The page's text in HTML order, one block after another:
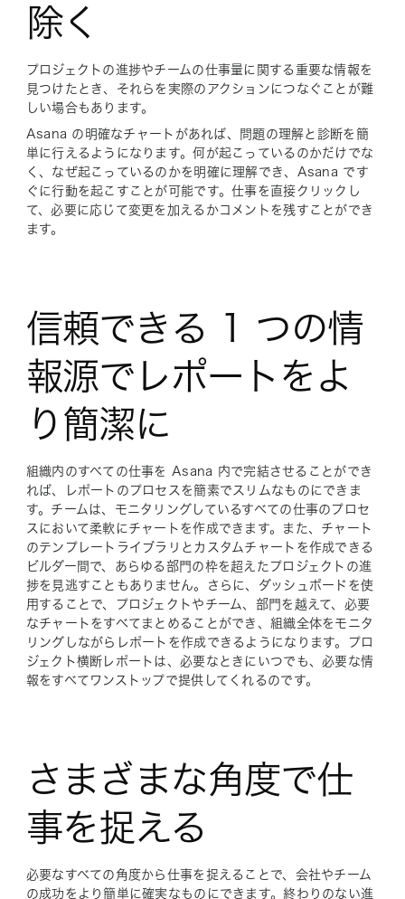
除く
プロジェクトの進捗やチームの仕事量に関する重要な情報を
見つけたとき、それらを実際のアクションにつなぐことが難
しい場合もあります。
Asana の明確なチャートがあれば、問題の理解と診断を簡
単に行えるようになります。何が起こっているのかだけでな
く、 なぜ起こっているのかを明確に理解でき、Asana です
ぐに行動を起こすことが可能です。仕事を直接クリックし
て、必要に応じて変更を加えるかコメントを残すことができ
ます。
信頼できる 1 つの情
報源でレポートをよ
り簡潔に
組織内のすべての仕事を Asana 内で完結させることができ
れば、レポートのプロセスを簡素でスリムなものにできま
す。チームは、モニタリングしているすべての仕事のプロセ
スにおいて柔軟にチャートを作成できます。また、チャート
のテンプレートライブラリとカスタムチャートを作成できる
ビルダー間で、あらゆる部門の枠を超えたプロジェクトの進
捗を見逃すこともありません。さらに、ダッシュボードを使
用することで、プロジェクトやチーム、部門を越えて、必要
なチャートをすべてまとめることができ、組織全体をモニタ
リングしながらレポートを作成できるようになります。プロ
ジェクト横断レポートは、必要なときにいつでも、必要な情
報をすべてワンストップで提供してくれるのです。
さまざまな角度で仕
事を捉える
必要なすべての角度から仕事を捉えることで、会社やチーム
の成功をより簡単に確実なものにできます。終わりのない進